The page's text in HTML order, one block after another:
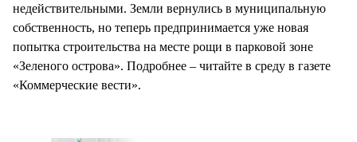
недействительными. Земли вернулись в муниципальную
собственность, но теперь предпринимается уже новая
попытка строительства на месте рощи в парковой зоне
«Зеленого острова». Подробнее – читайте в среду в газете
«Коммерческие вести».